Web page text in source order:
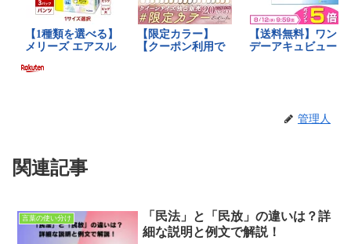
管理人
関連記事
言葉の使い分け
「民法」と「民放」の違いは？詳
細な説明と例文で解説！